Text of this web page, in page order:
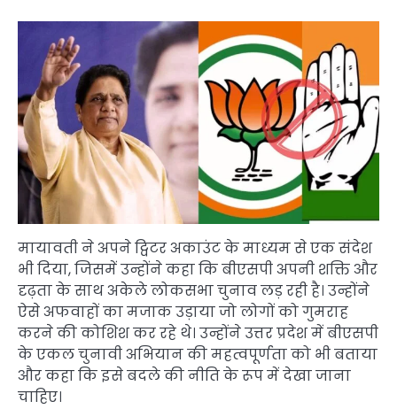
मायावती ने अपने ट्विटर अकाउंट के माध्यम से एक संदेश
भी दिया, जिसमें उन्होंने कहा कि बीएसपी अपनी शक्ति और
दृढ़ता के साथ अकेले लोकसभा चुनाव लड़ रही है। उन्होंने
ऐसे अफवाहों का मजाक उड़ाया जो लोगों को गुमराह
करने की कोशिश कर रहे थे। उन्होंने उत्तर प्रदेश में बीएसपी
के एकल चुनावी अभियान की महत्वपूर्णता को भी बताया
और कहा कि इसे बदले की नीति के रूप में देखा जाना
चाहिए।